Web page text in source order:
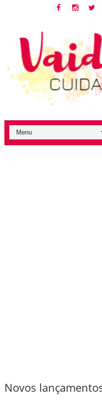
Novos